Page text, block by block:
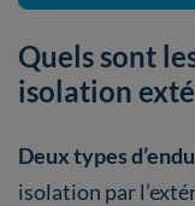
Quels sont
isolation
Deux types
isolation par